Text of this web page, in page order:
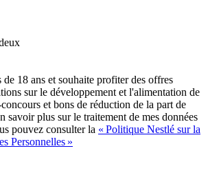
18 ans et souhaite profiter des offres
sur le développement et l'alimentation de
et bons de réduction de la part de
savoir plus sur le traitement de mes données
pouvez consulter la « Politique Nestlé sur la
Personnelles »